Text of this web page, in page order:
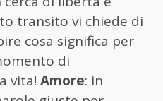
transito vi chiede di
cosa significa per
di
vita! Amore: in